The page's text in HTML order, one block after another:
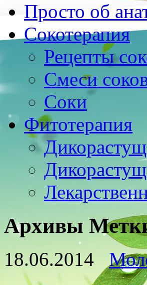
Просто об
Сокотерапия
Рецепты
Смеси
Соки
Фитотерапия
Архивы
18.06.2014